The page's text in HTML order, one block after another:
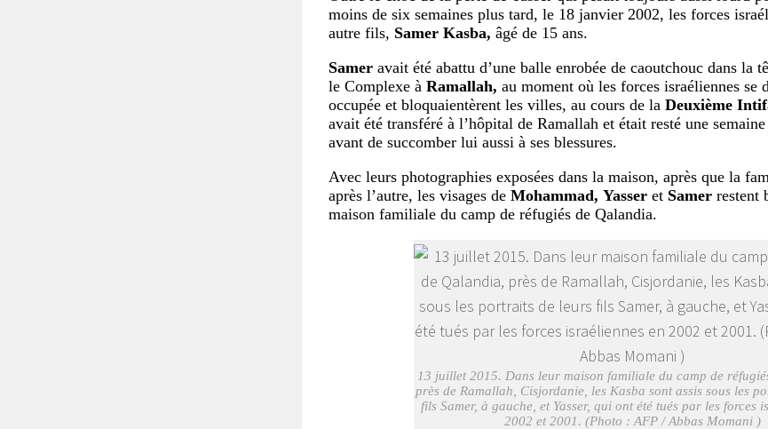
moins de six semaines plus tard, le 18 janvier 2002, les forces
autre fils, Samer Kasba, âgé de 15 ans.
Samer avait été abattu d’une balle enrobée de caoutchouc dans la
le Complexe à Ramallah, au moment où les forces israéliennes se
occupée et bloquaientèrent les villes, au cours de la Deuxième
avait été transféré à l’hôpital de Ramallah et était resté une
avant de succomber lui aussi à ses blessures.
Avec leurs photographies exposées dans la maison, après que la
après l’autre, les visages de Mohammad, Yasser et Samer restent
maison familiale du camp de réfugiés de Qalandia.
13 juillet 2015. Dans leur maison familiale du camp de
près de Ramallah, Cisjordanie, les Kasba sont assis sous les
fils Samer, à gauche, et Yasser, qui ont été tués par les forces
2002 et 2001. (Photo : AFP / Abbas Momani )